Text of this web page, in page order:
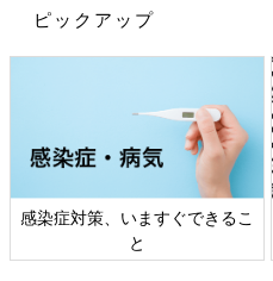
ピックアップ
感染症対策、いますぐできるこ
と